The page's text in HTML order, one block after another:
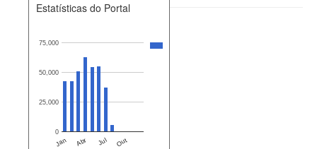
Estatísticas do Portal
Jan Abr Jul Out
0
25,000
50,000
75,000